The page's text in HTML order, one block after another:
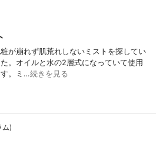
が崩れず肌荒れしないミストを探してい
。オイルと水の2層式になっていて使用
す。ミ…続きを見る
ム)